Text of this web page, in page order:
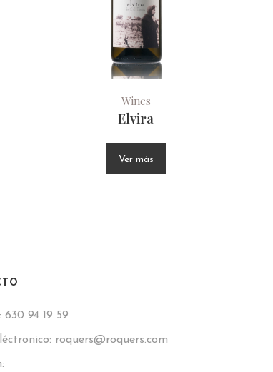
Wines
Elvira
Ver más
630 94 19 59
roquers@roquers.com